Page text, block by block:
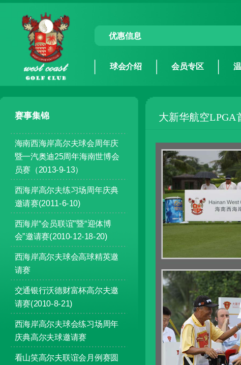
优惠信息
球会介绍 会员专区
赛事集锦
海南西海岸高尔夫球会周年庆
暨一汽奥迪25周年海南世博会
员赛（2013-9-13）
西海岸高尔夫练习场周年庆典
邀请赛(2011-6-10)
西海岸“会员联谊”暨“迎体博
会”邀请赛(2010-12-18-20)
西海岸高尔夫球会高球精英邀
请赛
交通银行沃德财富杯高尔夫邀
请赛(2010-8-21)
西海岸高尔夫球会练习场周年
庆典高尔夫球邀请赛
看山笑高尔夫联谊会月例赛圆
大新华航空LPGA